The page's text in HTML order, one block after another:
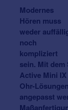
Modernes
Hören muss
weder
noch
kompliziert
sein. Mit dem
Active Mini
Ohr-
angepasst